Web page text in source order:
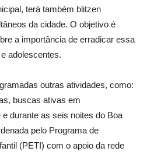
terá também blitzen
da cidade. O objetivo é
a importância de erradicar essa
adolescentes.
outras atividades, como:
buscas ativas em
durante as seis noites do Boa
pelo Programa de
(PETI) com o apoio da rede